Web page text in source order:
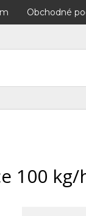
Obchodné
kg/